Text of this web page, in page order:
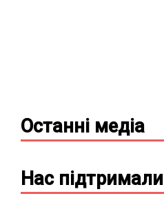
Останні медіа
Нас підтримали